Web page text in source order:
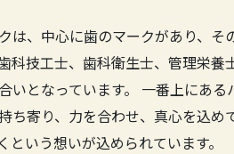
は、中心に歯のマークがあり、
科技工士、歯科衛生士、管理栄
いとなっています。 一番上にあ
ち寄り、力を合わせ、真心を込
という想いが込められています。